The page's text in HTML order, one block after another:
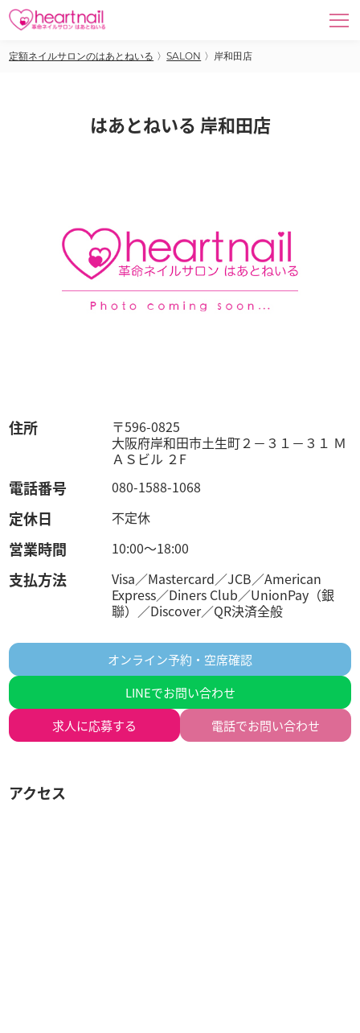
定額ネイルサロンのはあとねいる 〉SALON 〉 岸和田店
はあとねいる 岸和田店
住所
〒596-0825
大阪府岸和田市土生町２－３１－３１ Ｍ
ＡＳビル ２F
電話番号 080-1588-1068
定休日 不定休
営業時間 10:00～18:00
支払方法
Visa／Mastercard／JCB／American
Express／Diners Club／UnionPay（銀
聯）／Discover／QR決済全般
オンライン予約・空席確認
LINEでお問い合わせ
求人に応募する 電話でお問い合わせ
アクセス